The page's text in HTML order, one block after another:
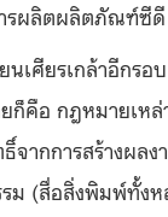
รผลิตผลิตภัณฑ์ซีดี
เศียรเกล้าอีกรอ
ก็คือ กฎหมายเห
ากการสร้างผลง
ม (สื่อสิ่งพิมพ์ทั้งห